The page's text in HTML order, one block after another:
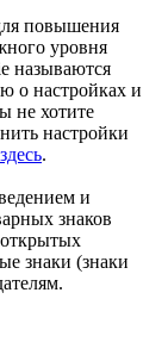
повышения
уровня
называются
о настройках и
не хотите
настройки
.
и
знаков
знаки (знаки